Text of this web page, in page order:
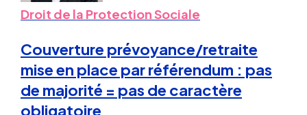
Droit de la Protection Sociale
Couverture prévoyance/retraite
mise en place par référendum : pas
de majorité = pas de caractère
obligatoire